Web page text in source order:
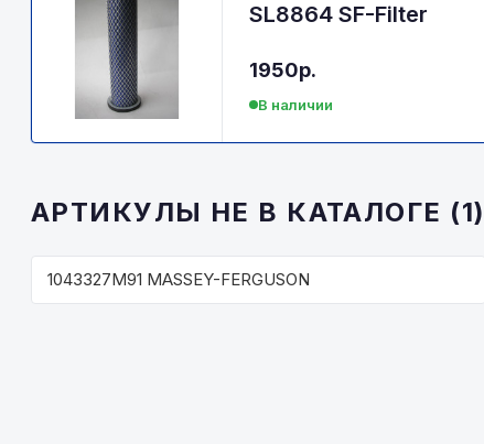
SL8864 SF-Filter
1950р.
В наличии
АРТИКУЛЫ НЕ В КАТАЛОГЕ (1)
1043327M91 MASSEY-FERGUSON